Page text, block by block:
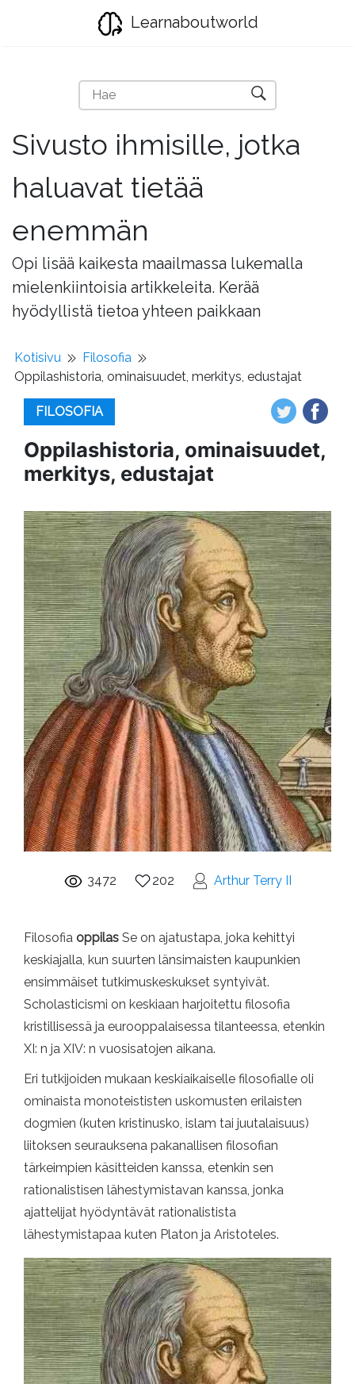
Learnaboutworld
Sivusto ihmisille, jotka
haluavat tietää
enemmän
Opi lisää kaikesta maailmassa lukemalla
mielenkiintoisia artikkeleita. Kerää
hyödyllistä tietoa yhteen paikkaan
Kotisivu
Filosofia
Oppilashistoria, ominaisuudet, merkitys, edustajat
FILOSOFIA
Oppilashistoria, ominaisuudet,
merkitys, edustajat
3472 202 Arthur Terry II
Filosofia oppilas Se on ajatustapa, joka kehittyi
keskiajalla, kun suurten länsimaisten kaupunkien
ensimmäiset tutkimuskeskukset syntyivät.
Scholasticismi on keskiaan harjoitettu filosofia
kristillisessä ja eurooppalaisessa tilanteessa, etenkin
XI: n ja XIV: n vuosisatojen aikana.
Eri tutkijoiden mukaan keskiaikaiselle filosofialle oli
ominaista monoteististen uskomusten erilaisten
dogmien (kuten kristinusko, islam tai juutalaisuus)
liitoksen seurauksena pakanallisen filosofian
tärkeimpien käsitteiden kanssa, etenkin sen
rationalistisen lähestymistavan kanssa, jonka
ajattelijat hyödyntävät rationalistista
lähestymistapaa kuten Platon ja Aristoteles.